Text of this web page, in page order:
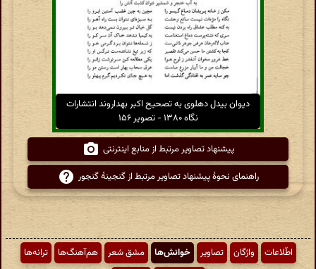
دیوان بیدل دهلوی به تصحیح اکبر بهداروند انتشارات
نگاه ۱۳۸۰ - تصویر ۱۵۶
پیشنهاد تصاویر مرتبط از منابع اینترنتی
راهنمای نحوهٔ پیشنهاد تصاویر مرتبط از گنجینهٔ گنجور
اطّلاعات واژگان تصاویر خوانش‌ها مشق شعر هم‌آهنگ‌ها
ترانه‌ها